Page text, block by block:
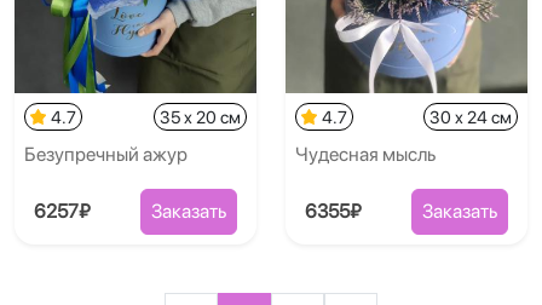
4.7 35 x 20 см
Безупречный ажур
6257₽ Заказать
4.7 30 x 24 см
Чудесная мысль
6355₽ Заказать